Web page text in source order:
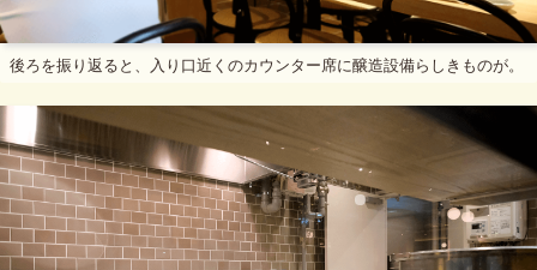
後ろを振り返ると、入り口近くのカウンター席に醸造設備らしきものが。